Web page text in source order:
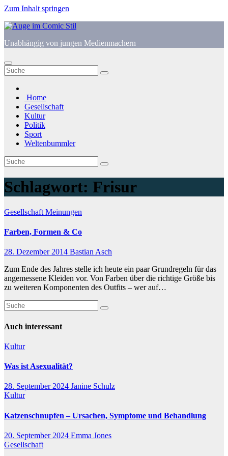
Zum Inhalt springen
Unabhängig von jungen Medienmachern
Home
Gesellschaft
Kultur
Politik
Sport
Weltenbummler
Schlagwort: Frisur
Gesellschaft Meinungen
Farben, Formen & Co
28. Dezember 2014 Bastian Asch
Zum Ende des Jahres stelle ich heute ein paar Grundregeln für das
angemessene Kleiden vor. Von Farben über die richtige Größe bis
zu weiteren Komponenten des Outfits – wer auf…
Auch interessant
Kultur
Was ist Asexualität?
28. September 2024 Janine Schulz
Kultur
Katzenschnupfen – Ursachen, Symptome und Behandlung
20. September 2024 Emma Jones
Gesellschaft